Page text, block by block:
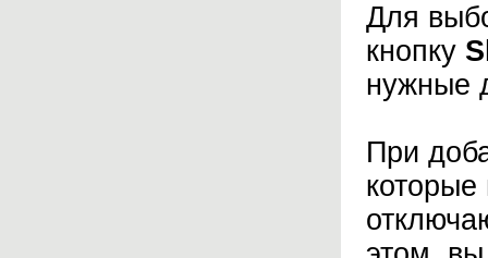
Для
кнопку
нужные
При
которые